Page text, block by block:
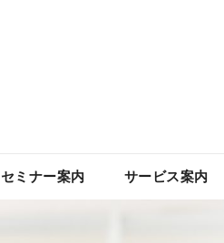
セミナー案内 サービス案内